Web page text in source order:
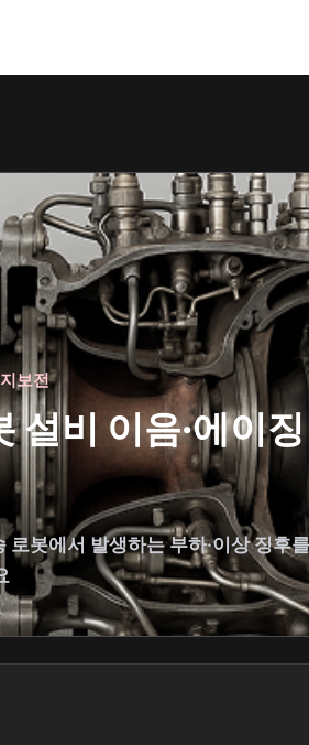
이음·에이징 분석
보전
설비 이음·에이징
로봇에서 발생하는 부하·이상 징후를